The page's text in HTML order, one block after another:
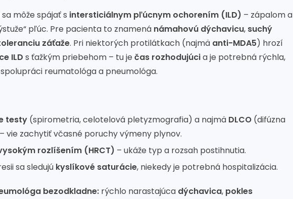
môže spájať s intersticiálnym pľúcnym ochorením (ILD) – zápalom a
pľúc. Pre pacienta to znamená námahovú dýchavicu, suchý
záťaže. Pri niektorých protilátkach (najmä anti-MDA5) hrozí
ILD s ťažkým priebehom – tu je čas rozhodujúcia je potrebná rýchla,
reumatológa a pneumológa.
testy (spirometria, celotelová pletyzmografia) a najmä DLCO (difúzna
vie zachytiť včasné poruchy výmeny plynov.
rozlíšením (HRCT) – ukáže typ a rozsah postihnutia.
sa sledujú kyslíkové saturácie, niekedy je potrebná hospitalizácia.
bezodkladne: rýchlo narastajúca dýchavica, pokles